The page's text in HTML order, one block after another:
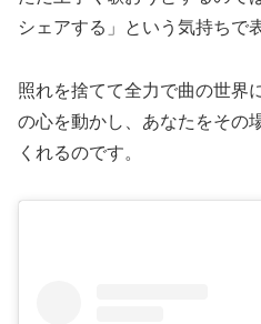
シェアする」という気持ちで
照れを捨てて全力で曲の世界
の心を動かし、あなたをその
くれるのです。